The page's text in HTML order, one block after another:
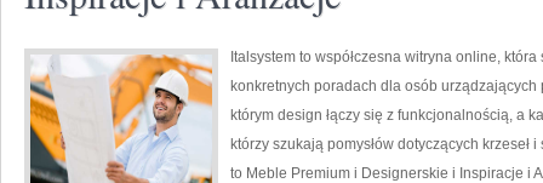
Italsystem to współczesna witryna online,
konkretnych poradach dla osób
którym design łączy się z funkcjonalnością, a
którzy szukają pomysłów dotyczących
to Meble Premium i Designerskie i Inspiracje i